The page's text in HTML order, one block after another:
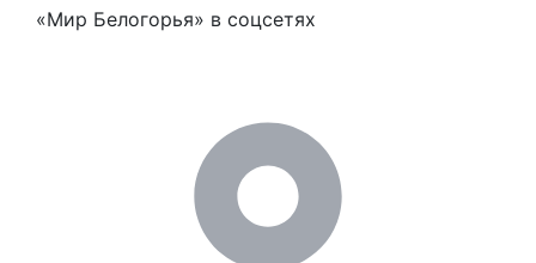
«Мир Белогорья» в соцсетях